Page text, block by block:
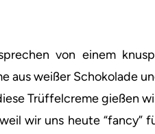
von einem
aus weißer Schokolade
Trüffelcreme gießen
wir uns heute “fancy”